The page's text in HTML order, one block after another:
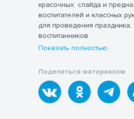
увлекательное
и народных традиций!Пусть
наполнит ваши сердца
волшебством!
красочных слайда и
воспитателей и классных
для проведения праздника,
воспитанников.
Показать полностью
Поделиться материалом